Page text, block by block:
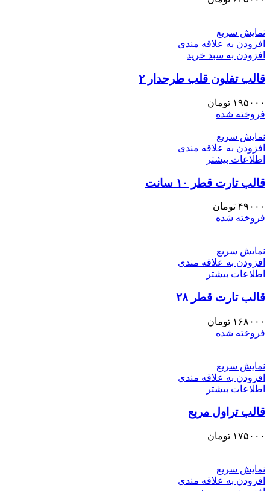
نمایش سریع
افزودن به علاقه مندی
افزودن به سبد خرید
قالب تفلون قلب طرحدار ۲
۱۹۵۰۰۰ تومان
فروخته شده
نمایش سریع
افزودن به علاقه مندی
اطلاعات بیشتر
قالب تارت قطر ۱۰ سانت
۴۹۰۰۰ تومان
فروخته شده
نمایش سریع
افزودن به علاقه مندی
اطلاعات بیشتر
قالب تارت قطر ۲۸
۱۶۸۰۰۰ تومان
فروخته شده
نمایش سریع
افزودن به علاقه مندی
اطلاعات بیشتر
قالب تراول مربع
۱۷۵۰۰۰ تومان
نمایش سریع
افزودن به علاقه مندی